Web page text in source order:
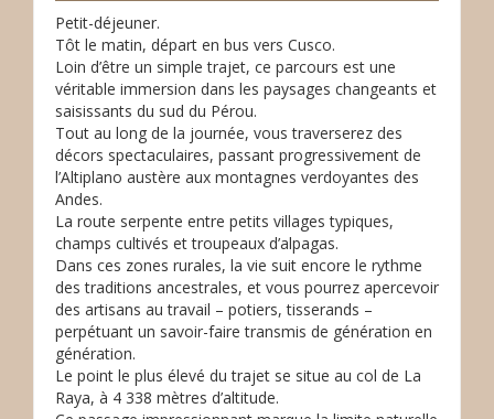
Petit-déjeuner.
Tôt le matin, départ en bus vers Cusco.
Loin d’être un simple trajet, ce parcours est une
véritable immersion dans les paysages changeants et
saisissants du sud du Pérou.
Tout au long de la journée, vous traverserez des
décors spectaculaires, passant progressivement de
l’Altiplano austère aux montagnes verdoyantes des
Andes.
La route serpente entre petits villages typiques,
champs cultivés et troupeaux d’alpagas.
Dans ces zones rurales, la vie suit encore le rythme
des traditions ancestrales, et vous pourrez apercevoir
des artisans au travail – potiers, tisserands –
perpétuant un savoir-faire transmis de génération en
génération.
Le point le plus élevé du trajet se situe au col de La
Raya, à 4 338 mètres d’altitude.